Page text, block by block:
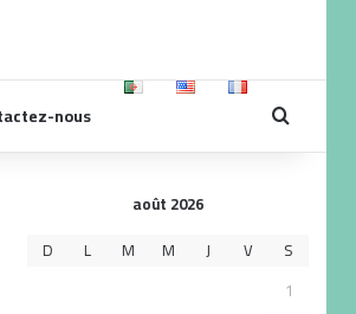
nous
août 2026
D
L M M J V
S
1